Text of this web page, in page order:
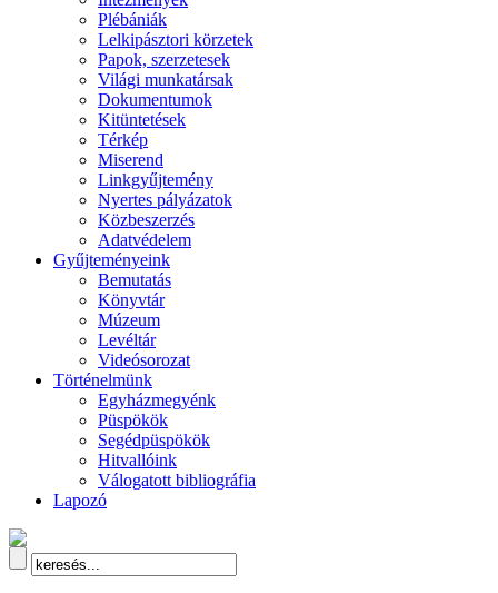
Plébániák
Lelkipásztori körzetek
Papok, szerzetesek
Világi munkatársak
Dokumentumok
Kitüntetések
Térkép
Miserend
Linkgyűjtemény
Nyertes pályázatok
Közbeszerzés
Adatvédelem
Gyűjteményeink
Bemutatás
Könyvtár
Múzeum
Levéltár
Videósorozat
Történelmünk
Egyházmegyénk
Püspökök
Segédpüspökök
Hitvallóink
Válogatott bibliográfia
Lapozó